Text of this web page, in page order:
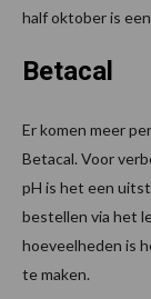
half oktober is
Betacal
Er komen meer
Betacal. Voor
pH is het een
bestellen via het
hoeveelheden is
te maken.